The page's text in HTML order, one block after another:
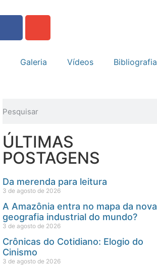
Galeria Vídeos Bibliografia
ÚLTIMAS
POSTAGENS
Da merenda para leitura
3 de agosto de 2026
A Amazônia entra no mapa da nova
geografia industrial do mundo?
3 de agosto de 2026
Crônicas do Cotidiano: Elogio do
Cinismo
3 de agosto de 2026